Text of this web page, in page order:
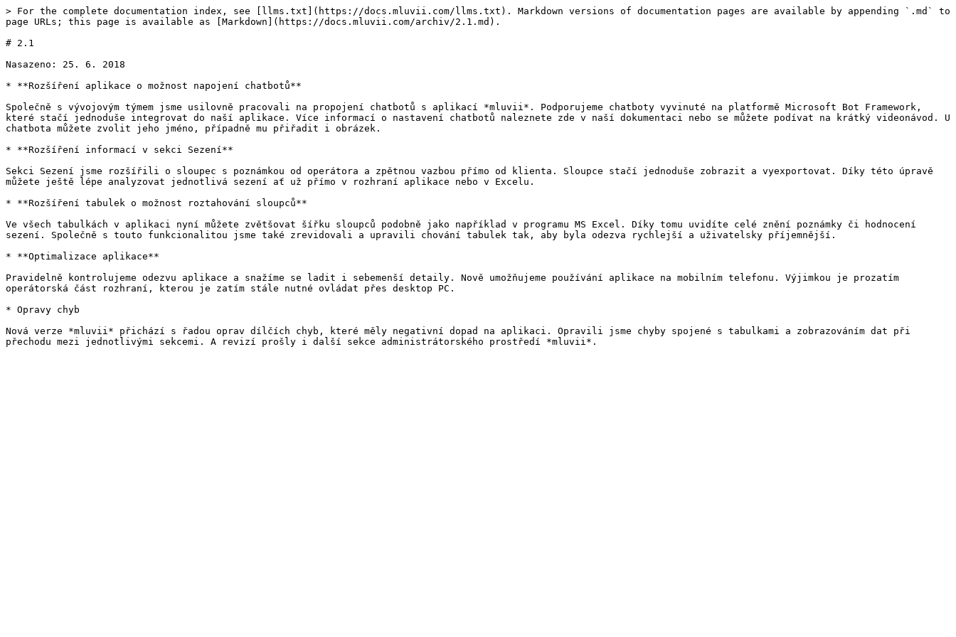
> For the complete documentation index, see [llms.txt](https://docs.mluvii.com/llms.txt). Markdown versions of documentation pages are available by appending `.md` to
page URLs; this page is available as [Markdown](https://docs.mluvii.com/archiv/2.1.md).
# 2.1
Nasazeno: 25. 6. 2018
* **Rozšíření aplikace o možnost napojení chatbotů**
Společně s vývojovým týmem jsme usilovně pracovali na propojení chatbotů s aplikací *mluvii*. Podporujeme chatboty vyvinuté na platformě Microsoft Bot Framework,
které stačí jednoduše integrovat do naší aplikace. Více informací o nastavení chatbotů naleznete zde v naší dokumentaci nebo se můžete podívat na krátký videonávod. U
chatbota můžete zvolit jeho jméno, případně mu přiřadit i obrázek.
* **Rozšíření informací v sekci Sezení**
Sekci Sezení jsme rozšířili o sloupec s poznámkou od operátora a zpětnou vazbou přímo od klienta. Sloupce stačí jednoduše zobrazit a vyexportovat. Díky této úpravě
můžete ještě lépe analyzovat jednotlivá sezení ať už přímo v rozhraní aplikace nebo v Excelu.
* **Rozšíření tabulek o možnost roztahování sloupců**
Ve všech tabulkách v aplikaci nyní můžete zvětšovat šířku sloupců podobně jako například v programu MS Excel. Díky tomu uvidíte celé znění poznámky či hodnocení
sezení. Společně s touto funkcionalitou jsme také zrevidovali a upravili chování tabulek tak, aby byla odezva rychlejší a uživatelsky příjemnější.
* **Optimalizace aplikace**
Pravidelně kontrolujeme odezvu aplikace a snažíme se ladit i sebemenší detaily. Nově umožňujeme používání aplikace na mobilním telefonu. Výjimkou je prozatím
operátorská část rozhraní, kterou je zatím stále nutné ovládat přes desktop PC.
* Opravy chyb
Nová verze *mluvii* přichází s řadou oprav dílčích chyb, které měly negativní dopad na aplikaci. Opravili jsme chyby spojené s tabulkami a zobrazováním dat při